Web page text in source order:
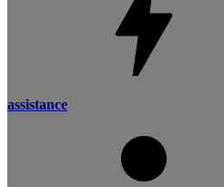
assistance